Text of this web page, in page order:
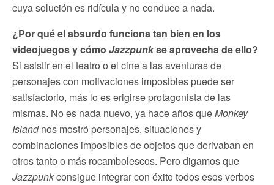
cuya solución es ridícula y no conduce a nada.
¿Por qué el absurdo funciona tan bien en los
videojuegos y cómo Jazzpunkse aprovecha de ello?
Si asistir en el teatro o el cine a las aventuras de
personajes con motivaciones imposibles puede ser
satisfactorio, más lo es erigirse protagonista de las
mismas. No es nada nuevo, ya hace años queMonkey
Islandnos mostró personajes, situaciones y
combinaciones imposibles de objetos que derivaban en
otros tanto o más rocambolescos. Pero digamos que
Jazzpunkconsigue integrar con éxito todos esos verbos